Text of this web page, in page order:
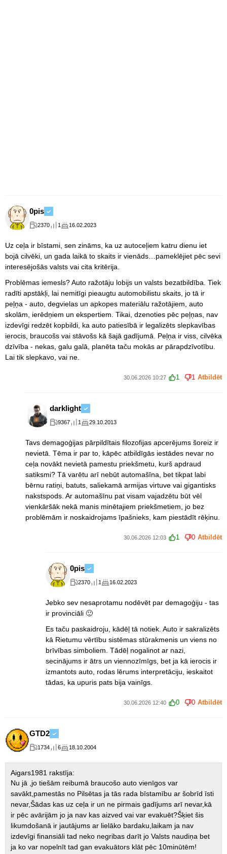
0pis
2370 1 16.02.2023
Uz ceļa ir bīstami, sen zināms, ka uz autoceļiem katru dienu iet
bojā cilvēki, un gada laikā to skaits ir vienāds…pameklējiet pēc sevi
interesējošās valsts vai cita kritērija.
Problēmas iemesls? Auto ražotāju lobijs un valsts bezatbildība. Tiek
radīti apstākļi, lai nemitīgi pieaugtu automobilistu skaits, jo tā ir
peļņa - auto, degvielas un apkopes materiālu ražotājiem, auto
skolām, ierēdņiem un ekspertiem. Tikai, dzenoties pēc peļņas, nav
izdevīgi redzēt kopbildi, ka auto patiesībā ir legalizēts slepkavības
ierocis, braucošs vai stāvošs kā šajā gadījumā. Peļņa ir viss, cilvēka
dzīvība - nekas, galu galā, planēta taču mokās ar pārapdzīvotību.
Lai tik slepkavo, vai ne.
30.06.2026 10:27 1 1 Atbildēt
darklight
9367 1 29.10.2013
Tavs demagoģijas pārpildītais filozofijas apcerējums šoreiz ir
nevietā. Tēma ir par to, kāpēc atbildīgās iestādes nevar no
ceļa novākt nevietā pamestu priekšmetu, kurš apdraud
satiksmi? Tā varētu arī nebūt automašīna, bet tikpat labi
bērnu ratiņi, batuts, saliekamā armijas virtuve vai gigantisks
nakstspods. Ar automašīnu pat visam vajadzētu būt vēl
vienkāršāk nekā manis minētajiem priekšmetiem, jo bez
problēmām ir noskaidrojams īpašnieks, kam piestādīt rēķinu.
30.06.2026 12:03 1 0 Atbildēt
0pis
2370 1 16.02.2023
Jebko sev nesaprotamu nodēvēt par demagoģiju - tas
ir provinciāli 🙂
Es taču paskaidroju, kādēļ tā notiek. Auto ir sakralizēts
kā Rietumu vērtību sistēmas stūrakmenis un viens no
brīvības simboliem. Tādēļ nogalinot ar nazi,
secinājums ir ātrs un viennozīmīgs, bet ja kā ierocis ir
izmantots auto, rodas lērums interpretāciju, ieskaitot
tādas, ka upuris pats bija vainīgs.
30.06.2026 12:40 0 0 Atbildēt
GTD2
1734 6 18.10.2004
Aigars1981 rakstīja:
Nu jā ,jo tiešām reibumā braucošo auto vienīgos var
savākt,pamestās no Pilsētas ja tās rada bīstamību ar šobrīd īsti
nevar,Šādas kas uz ceļa ir un ne pirmais gadījums arī nevar,kā
ir pēc avārijām jo ja nav kas aizved vai var evakuēt?Šķiet šis
likumdošanā ir jautājums ar lielāko bardaku,laikam ja nav
izdevīgi finansiāli tad neko negribas darīt jo Valsts naudiņa bet
ja ko var nopelnīt tad gan evakuātors klāt pēc 10minūtēm!